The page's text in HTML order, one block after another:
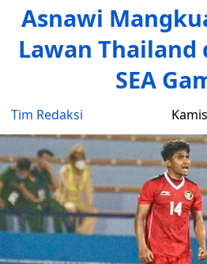
Asnawi
Lawan Thailand
SEA
Tim Redaksi